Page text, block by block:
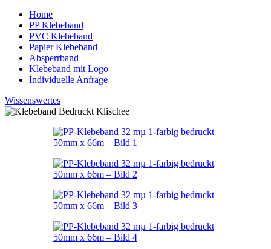
Home
PP Klebeband
PVC Klebeband
Papier Klebeband
Absperrband
Klebeband mit Logo
Individuelle Anfrage
Wissenswertes